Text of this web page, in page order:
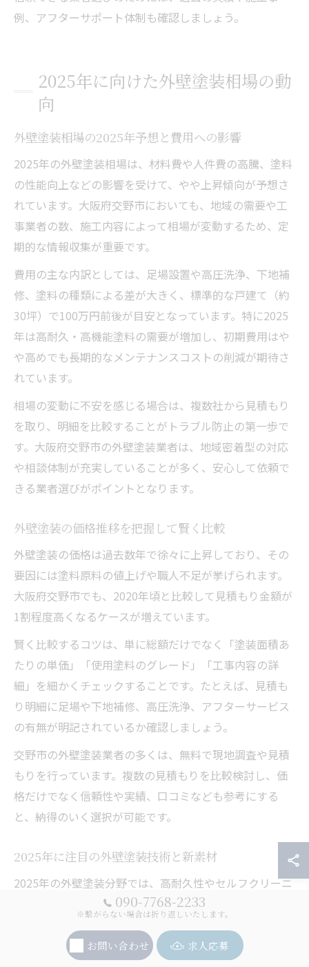
例、アフターサポート体制も確認しましょう。
2025年に向けた外壁塗装相場の動
向
外壁塗装相場の2025年予想と費用への影響
2025年の外壁塗装相場は、材料費や人件費の高騰、塗料
の性能向上などの影響を受けて、やや上昇傾向が予想さ
れています。大阪府交野市においても、地域の需要や工
事業者の数、施工内容によって相場が変動するため、定
期的な情報収集が重要です。
費用の主な内訳としては、足場設置や高圧洗浄、下地補
修、塗料の種類による差が大きく、標準的な戸建て（約
30坪）で100万円前後が目安となっています。特に2025
年は高耐久・高機能塗料の需要が増加し、初期費用はや
や高めでも長期的なメンテナンスコストの削減が期待さ
れています。
相場の変動に不安を感じる場合は、複数社から見積もり
を取り、明細を比較することがトラブル防止の第一歩で
す。大阪府交野市の外壁塗装業者は、地域密着型の対応
や相談体制が充実していることが多く、安心して依頼で
きる業者選びがポイントとなります。
外壁塗装の価格推移を把握して賢く比較
外壁塗装の価格は過去数年で徐々に上昇しており、その
要因には塗料原料の値上げや職人不足が挙げられます。
大阪府交野市でも、2020年頃と比較して見積もり金額が
1割程度高くなるケースが増えています。
賢く比較するコツは、単に総額だけでなく「塗装面積あ
たりの単価」「使用塗料のグレード」「工事内容の詳
細」を細かくチェックすることです。たとえば、見積も
り明細に足場や下地補修、高圧洗浄、アフターサービス
の有無が明記されているか確認しましょう。
交野市の外壁塗装業者の多くは、無料で現地調査や見積
もりを行っています。複数の見積もりを比較検討し、価
格だけでなく信頼性や実績、口コミなども参考にする
と、納得のいく選択が可能です。
2025年に注目の外壁塗装技術と新素材
2025年の外壁塗装分野では、高耐久性やセルフクリーニ
ング機能を持つ新素材塗料が注目されています。例え
れ、塗り替え周期を延ばすことができるため、長期的な
090-7768-2233
※繋がらない場合は折り返しいたします。
お問い合わせ 求人応募